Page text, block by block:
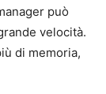
può
velocità.
di memoria,